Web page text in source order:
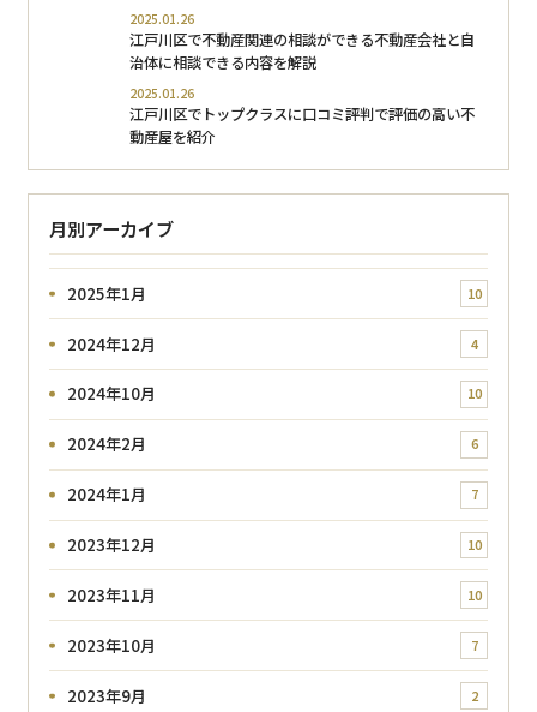
2025.01.26
江戸川区で不動産関連の相談ができる不動産会社と自
治体に相談できる内容を解説
2025.01.26
江戸川区でトップクラスに口コミ評判で評価の高い不
動産屋を紹介
月別アーカイブ
2025年1月 10
2024年12月 4
2024年10月 10
2024年2月 6
2024年1月 7
2023年12月 10
2023年11月 10
2023年10月 7
2023年9月 2